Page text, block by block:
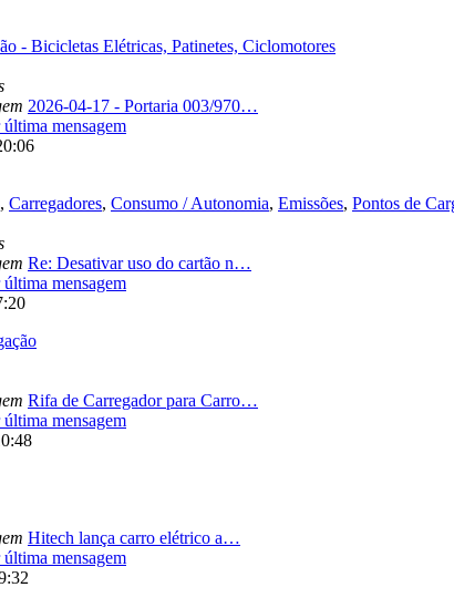
- Bicicletas Elétricas, Patinetes, Ciclomotores
2026-04-17 - Portaria 003/970…
última mensagem
, Carregadores, Consumo / Autonomia, Emissões, Pontos de
Re: Desativar uso do cartão n…
última mensagem
Rifa de Carregador para Carro…
última mensagem
Hitech lança carro elétrico a…
última mensagem